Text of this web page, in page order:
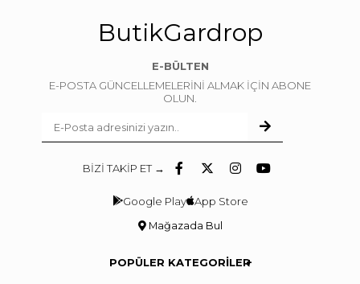
ButikGardrop
E-BÜLTEN
E-POSTA GÜNCELLEMELERİNİ ALMAK İÇİN ABONE
OLUN.
BİZİ TAKİP ET →
Google Play App Store
Mağazada Bul
POPÜLER KATEGORİLER